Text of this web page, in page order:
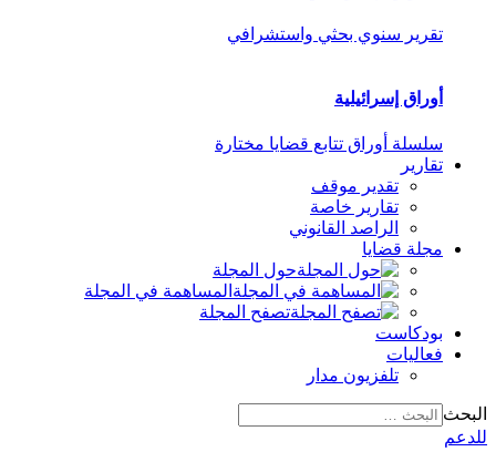
تقرير سنوي بحثي واستشرافي
أوراق إسرائيلية
سلسلة أوراق تتابع قضايا مختارة
تقارير
تقدير موقف
تقارير خاصة
الراصد القانوني
مجلة قضايا
حول المجلة
المساهمة في المجلة
تصفح المجلة
بودكاست
فعاليات
تلفزيون مدار
البحث
للدعم